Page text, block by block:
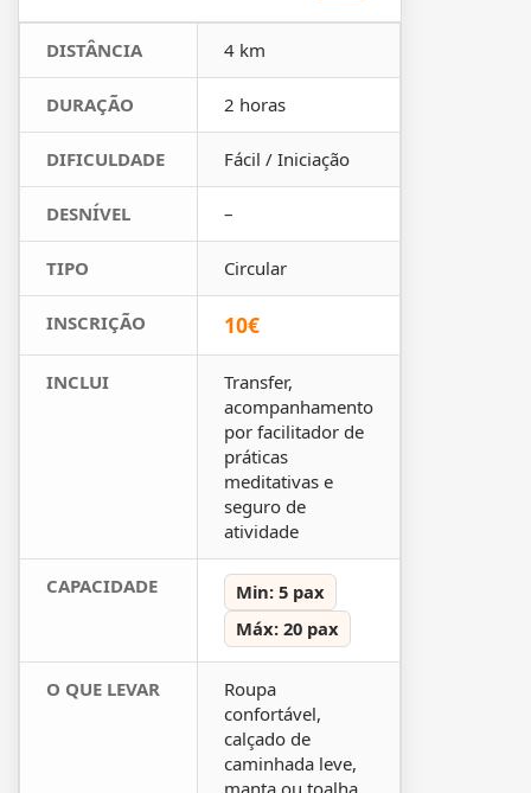
DISTÂNCIA 4 km
DURAÇÃO 2 horas
DIFICULDADE Fácil / Iniciação
DESNÍVEL –
TIPO Circular
INSCRIÇÃO 10€
INCLUI
Transfer,
acompanhamento
por facilitador de
práticas
meditativas e
seguro de
atividade
CAPACIDADE
Min: 5 pax
Máx: 20 pax
O QUE LEVAR
Roupa
confortável,
calçado de
caminhada leve,